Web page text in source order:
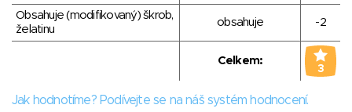
Obsahuje (modifikovaný) škrob,
želatinu
obsahuje -2
Celkem:
3
Jak hodnotíme? Podívejte se na náš systém hodnocení.